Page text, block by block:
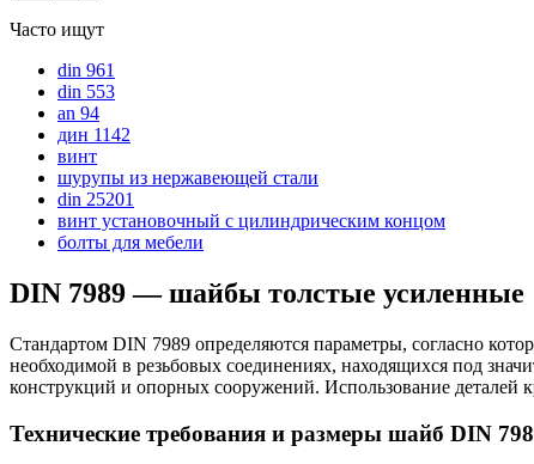
Часто ищут
din 961
din 553
an 94
дин 1142
винт
шурупы из нержавеющей стали
din 25201
винт установочный с цилиндрическим концом
болты для мебели
DIN 7989 — шайбы толстые усиленные
Стандартом DIN 7989 определяются параметры, согласно
необходимой в резьбовых соединениях, находящихся под
конструкций и опорных сооружений. Использование деталей
Технические требования и размеры шайб DIN